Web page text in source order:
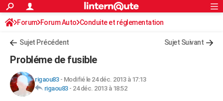
ACTUALITÉS
Politique
Société
Faits Divers
Education
Monde
Villes
+
FINANCE
Retraite
Impôts
Epargne
Immobilier
Risques naturels par ville
Banque
Assurance
Crédit
AUTO
S'inscrire
Connexion
Forum Forum Auto Conduite et réglementation
Sujet Précédent Sujet Suivant
Probléme de fusible
rigaou83- Modifié le 24 déc. 2013 à 17:13
rigaou83- 24 déc. 2013 à 18:52